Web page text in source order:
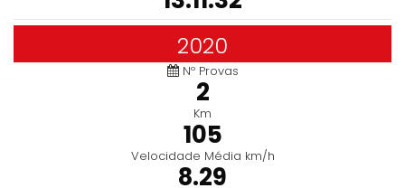
2020
Nº Provas
2
Km
105
Velocidade Média km/h
8.29